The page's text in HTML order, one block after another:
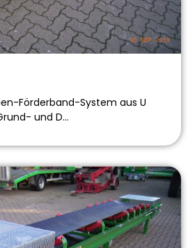
Förderband-System aus U
und D…